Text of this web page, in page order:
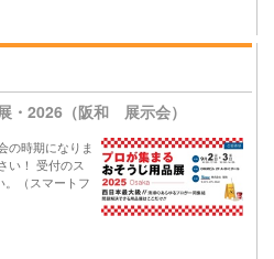
・2026（阪和 展示会）
の時期になりま
い！ 受付のス
。（スマートフ